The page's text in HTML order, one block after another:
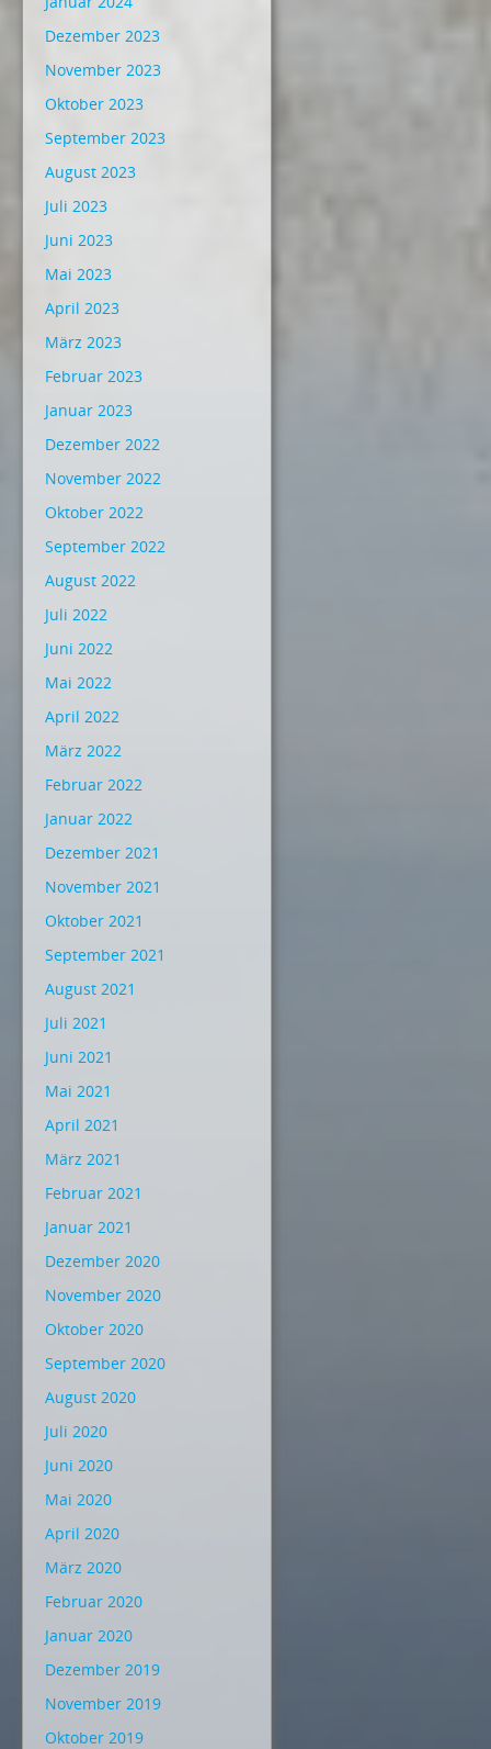
Dezember 2023
November 2023
Oktober 2023
September 2023
August 2023
Juli 2023
Juni 2023
Mai 2023
April 2023
März 2023
Februar 2023
Januar 2023
Dezember 2022
November 2022
Oktober 2022
September 2022
August 2022
Juli 2022
Juni 2022
Mai 2022
April 2022
März 2022
Februar 2022
Januar 2022
Dezember 2021
November 2021
Oktober 2021
September 2021
August 2021
Juli 2021
Juni 2021
Mai 2021
April 2021
März 2021
Februar 2021
Januar 2021
Dezember 2020
November 2020
Oktober 2020
September 2020
August 2020
Juli 2020
Juni 2020
Mai 2020
April 2020
März 2020
Februar 2020
Januar 2020
Dezember 2019
November 2019
Oktober 2019